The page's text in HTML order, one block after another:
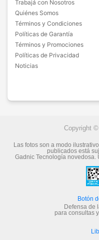
Trabajá con Nosotros
Quiénes Somos
Términos y Condiciones
Políticas de Garantía
Términos y Promociones
Políticas de Privacidad
Noticias
Copyright
Las fotos son a modo
publicados está
Gadnic Tecnología novedosa.
Botón
Defensa de
para consultas